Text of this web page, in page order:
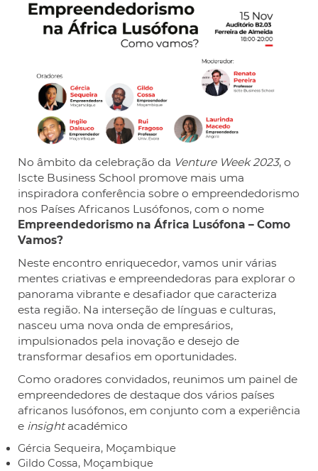
No âmbito da celebração da Venture Week 2023, o
Iscte Business School promove mais uma
inspiradora conferência sobre o empreendedorismo
nos Países Africanos Lusófonos, com o nome
Empreendedorismo na África Lusófona – Como
Vamos?
Neste encontro enriquecedor, vamos unir várias
mentes criativas e empreendedoras para explorar o
panorama vibrante e desafiador que caracteriza
esta região. Na interseção de línguas e culturas,
nasceu uma nova onda de empresários,
impulsionados pela inovação e desejo de
transformar desafios em oportunidades.
Como oradores convidados, reunimos um painel de
empreendedores de destaque dos vários países
africanos lusófonos, em conjunto com a experiência
e insightacadémico
Gércia Sequeira, Moçambique
Gildo Cossa, Moçambique